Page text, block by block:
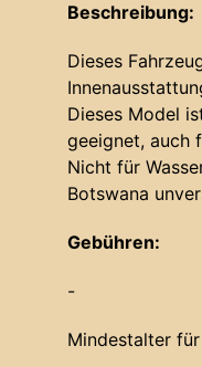
Beschreibung:
Dieses
Dieses Model
geeignet, auch
Nicht für
Botswana
Gebühren:
-
Mindestalter